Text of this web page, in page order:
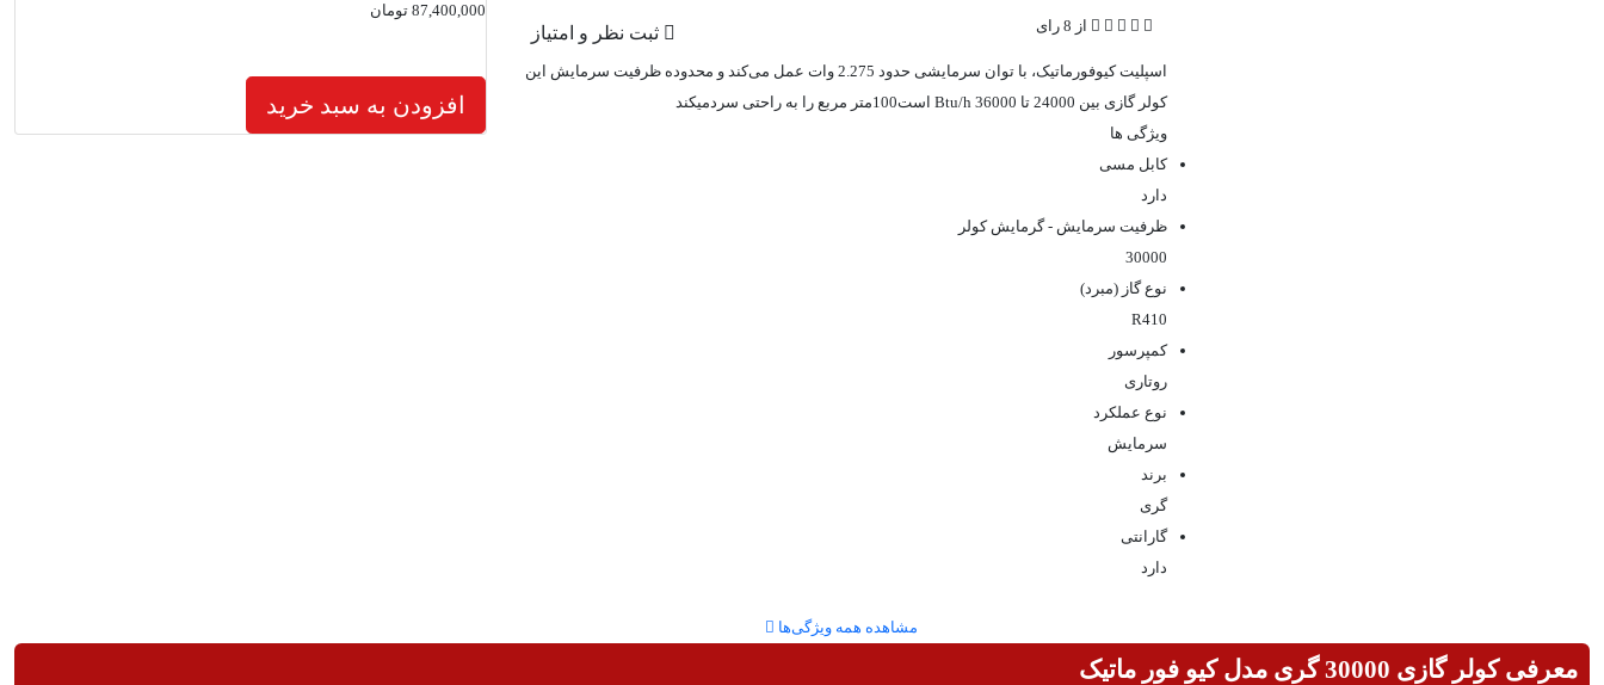
از 8 رای ثبت نظر و امتیاز
اسپلیت کیوفورماتیک، با توان سرمایشی حدود 2.275 وات عمل می‌کند و محدوده ظرفیت سرمایش این
کولر گازی بین 24000 تا 36000 Btu/h است100متر مربع را به راحتی سردمیکند
ویژگی ها
کابل مسی
دارد
ظرفیت سرمایش - گرمایش کولر
30000
نوع گاز (مبرد)
R410
کمپرسور
روتاری
نوع عملکرد
سرمایش
برند
گری
گارانتی
دارد
مشاهده همه ویژگی‌ها
87,400,000 تومان
افزودن به سبد خرید
معرفی کولر گازی 30000 گری مدل کیو فور ماتیک